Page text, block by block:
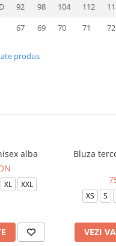
92 98 104 112
67 69 70 71 72
produs
alba
XL XXL
Bluza
XS S
VEZI